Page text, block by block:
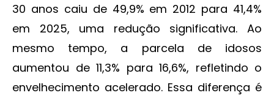
30 anos caiu de 49,9% em 2012 para 41,4%
em 2025, uma redução significativa. Ao
mesmo tempo, a parcela de idosos
aumentou de 11,3% para 16,6%, refletindo o
envelhecimento acelerado. Essa diferença é